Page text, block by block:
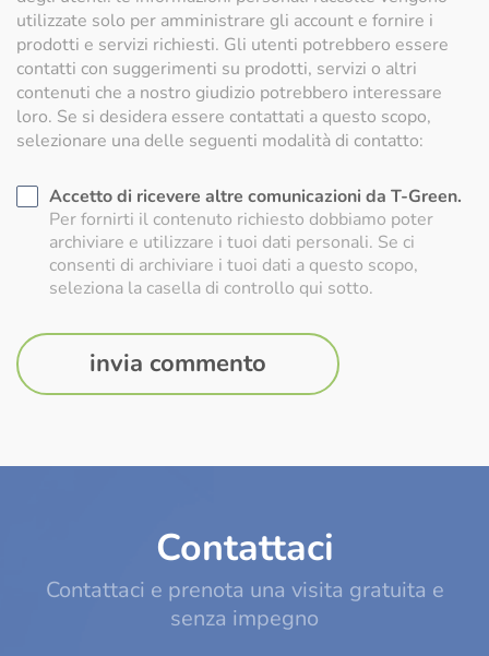
utilizzate solo per amministrare gli account e fornire i
prodotti e servizi richiesti. Gli utenti potrebbero essere
contatti con suggerimenti su prodotti, servizi o altri
contenuti che a nostro giudizio potrebbero interessare
loro. Se si desidera essere contattati a questo scopo,
selezionare una delle seguenti modalità di contatto:
Accetto di ricevere altre comunicazioni da T-Green.
Per fornirti il contenuto richiesto dobbiamo poter
archiviare e utilizzare i tuoi dati personali. Se ci
consenti di archiviare i tuoi dati a questo scopo,
seleziona la casella di controllo qui sotto.
Contattaci
Contattaci e prenota una visita gratuita e
senza impegno